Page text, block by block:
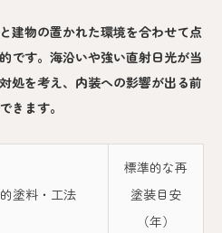
建物の置かれた環境を合わせて点
です。海沿いや強い直射日光が当
処を考え、内装への影響が出る前
きます。
塗料・工法
標準的な再
塗装目安
（年）